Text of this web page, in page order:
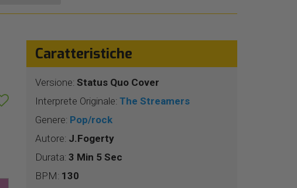
Caratteristiche
Versione: Status Quo Cover
Interprete Originale: The Streamers
Genere: Pop/rock
Autore: J.Fogerty
Durata: 3 Min 5 Sec
BPM: 130